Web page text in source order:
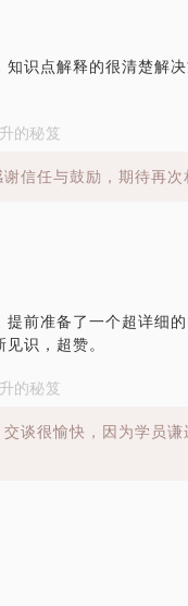
识点解释的很清楚解
的秘笈
信任与鼓励，期待再次
前准备了一个超详细
识，超赞。
的秘笈
谈很愉快，因为学员